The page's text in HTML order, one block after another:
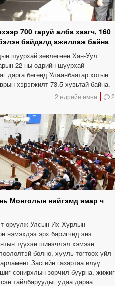
700 гаруй алба хаагч, 160
байдалд ажиллаж байна
шуурхай зөвлөгөөн Хан-Уул
22-ны өдрийн шуурхай
дарга бөгөөд Улаанбаатар хотын
хэрэгжилт 73.5 хувьтай байна.
2 өдрийн өмнө 2
Монголын нийгэмд ямар ч
оруулж Улсын Их Хурлын
нэмэхдээ эрх баригчид энэ
түүхэн шинэчлэл хэмээн
болно, хууль тогтоох үйл
Засгийн газартаа илүү
сонирхлын зөрчил буурна, жижиг
тайлбаруудыг удаа дараа